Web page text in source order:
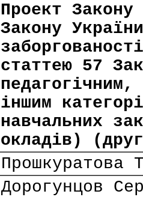
Проект
Закону
статтею 57
педагогічним,
іншим
навчальних
окладів)
Прошкуратова
Дорогунцов